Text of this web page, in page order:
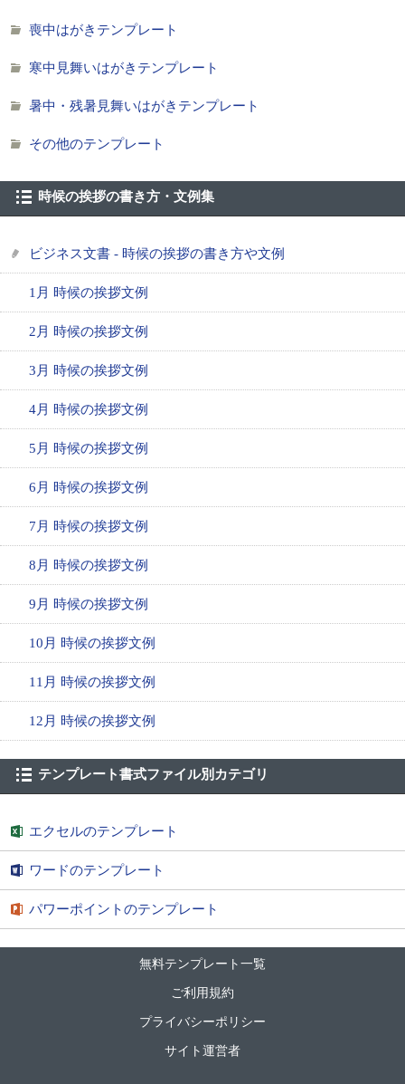
喪中はがきテンプレート
寒中見舞いはがきテンプレート
暑中・残暑見舞いはがきテンプレート
その他のテンプレート
時候の挨拶の書き方・文例集
ビジネス文書 - 時候の挨拶の書き方や文例
1月 時候の挨拶文例
2月 時候の挨拶文例
3月 時候の挨拶文例
4月 時候の挨拶文例
5月 時候の挨拶文例
6月 時候の挨拶文例
7月 時候の挨拶文例
8月 時候の挨拶文例
9月 時候の挨拶文例
10月 時候の挨拶文例
11月 時候の挨拶文例
12月 時候の挨拶文例
テンプレート書式ファイル別カテゴリ
エクセルのテンプレート
ワードのテンプレート
パワーポイントのテンプレート
無料テンプレート一覧
ご利用規約
プライバシーポリシー
サイト運営者